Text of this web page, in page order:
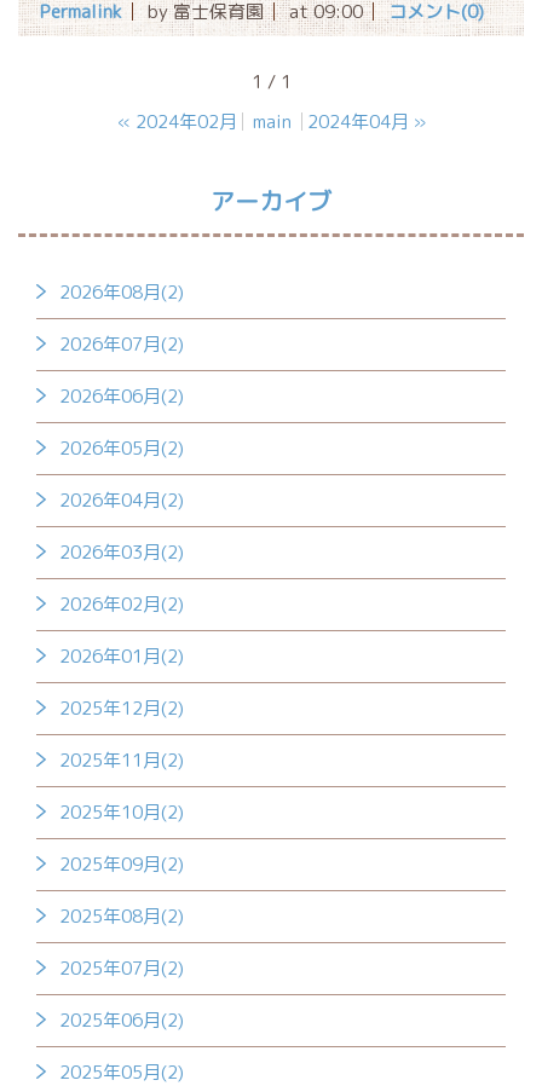
Permalink by 富士保育園 at 09:00 コメント(0)
1 / 1
« 2024年02月 main 2024年04月 »
アーカイブ
2026年08月(2)
2026年07月(2)
2026年06月(2)
2026年05月(2)
2026年04月(2)
2026年03月(2)
2026年02月(2)
2026年01月(2)
2025年12月(2)
2025年11月(2)
2025年10月(2)
2025年09月(2)
2025年08月(2)
2025年07月(2)
2025年06月(2)
2025年05月(2)